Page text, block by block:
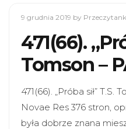
9 grudnia 2019 by
471(66).
Tomson –
471(66). „Próba sił”
Novae Res 376 stron,
była dobrze znana